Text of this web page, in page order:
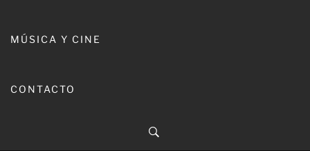
MÚSICA Y CINE
CONTACTO
Entrevista / El Montilla CF tiene
seguir en la Copa Andalucía